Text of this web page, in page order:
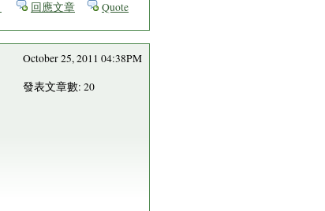
回應文章 Quote
October 25, 2011 04:38PM
發表文章數: 20